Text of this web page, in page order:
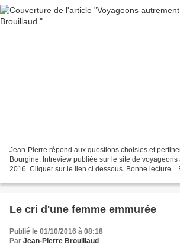
Jean-Pierre répond aux questions choisies et
Bourgine. Intreview publiée sur le site de voyageons
2016. Cliquer sur le lien ci dessous. Bonne lecture...
Le cri d'une femme emmurée
Publié le 01/10/2016 à 08:18
Par Jean-Pierre Brouillaud